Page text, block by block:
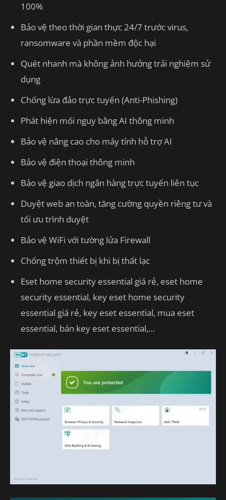
100%
Bảo vệ theo thời gian thực 24/7 trước virus,
ransomware và phần mềm độc hại
Quét nhanh mà không ảnh hưởng trải nghiệm sử
dụng
Chống lừa đảo trực tuyến (Anti-Phishing)
Phát hiện mối nguy bằng AI thông minh
Bảo vệ nâng cao cho máy tính hỗ trợ AI
Bảo vệ điện thoại thông minh
Bảo vệ giao dịch ngân hàng trực tuyến liên tục
Duyệt web an toàn, tăng cường quyền riêng tư và
tối ưu trình duyệt
Bảo vệ WiFi với tường lửa Firewall
Chống trộm thiết bị khi bị thất lạc
Eset home security essential giá rẻ, eset home
security essential, key eset home security
essential giá rẻ, key eset essential, mua eset
essential, bán key eset essential,…